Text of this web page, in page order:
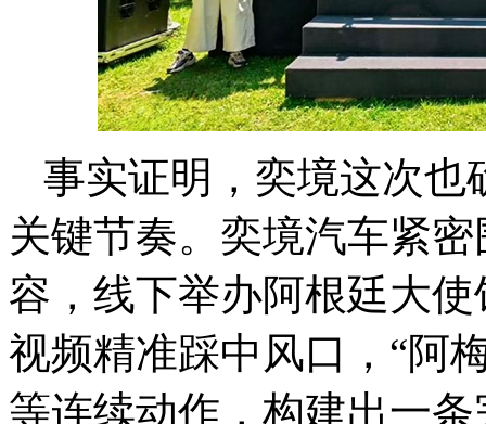
事实证明，奕境这次也
关键节奏。奕境汽车紧
容，线下举办阿根廷大
视频精准踩中风口，“阿
等连续动作，构建出一